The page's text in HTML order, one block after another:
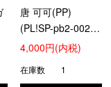
唐 可可(PP)
(PL!SP-pb2-002-
PP)
4,000円(内税)
在庫数 1